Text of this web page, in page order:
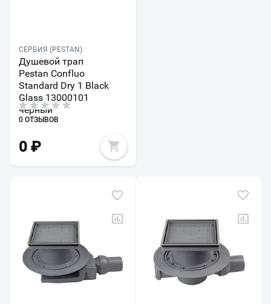
СЕРБИЯ (PESTAN)
Душевой трап
Pestan Confluo
Standard Dry 1 Black
Glass 13000101
черный
0 ОТЗЫВОВ
0 ₽